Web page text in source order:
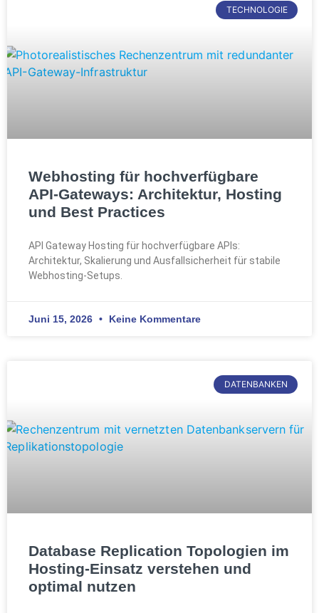
TECHNOLOGIE
Webhosting für hochverfügbare
API-Gateways: Architektur, Hosting
und Best Practices
API Gateway Hosting für hochverfügbare APIs:
Architektur, Skalierung und Ausfallsicherheit für stabile
Webhosting-Setups.
Juni 15, 2026 Keine Kommentare
DATENBANKEN
Database Replication Topologien im
Hosting-Einsatz verstehen und
optimal nutzen